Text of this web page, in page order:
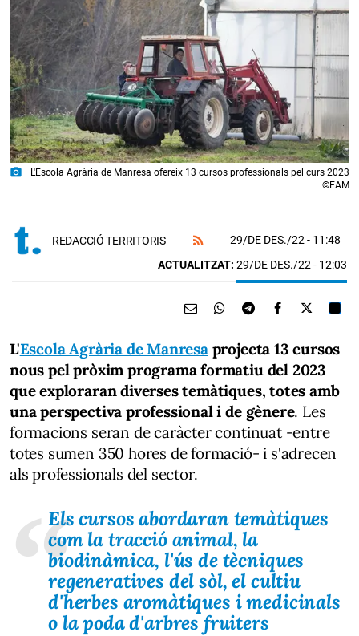
photo_camera
L'Escola Agrària de Manresa ofereix 13 cursos professionals pel curs 2023
©EAM
REDACCIÓ TERRITORIS 29/DE DES./22 - 11:48
ACTUALITZAT: 29/DE DES./22 - 12:03
L'Escola Agrària de Manresaprojecta 13 cursos
nous pel pròxim programa formatiu del 2023
que exploraran diverses temàtiques, totes amb
una perspectiva professional i de gènere. Les
formacions seran de caràcter continuat -entre
totes sumen 350 hores de formació- i s'adrecen
als professionals del sector.
Els cursos abordaran temàtiques
com la tracció animal, la
biodinàmica, l'ús de tècniques
regeneratives del sòl, el cultiu
d'herbes aromàtiques i medicinals
o la poda d'arbres fruiters